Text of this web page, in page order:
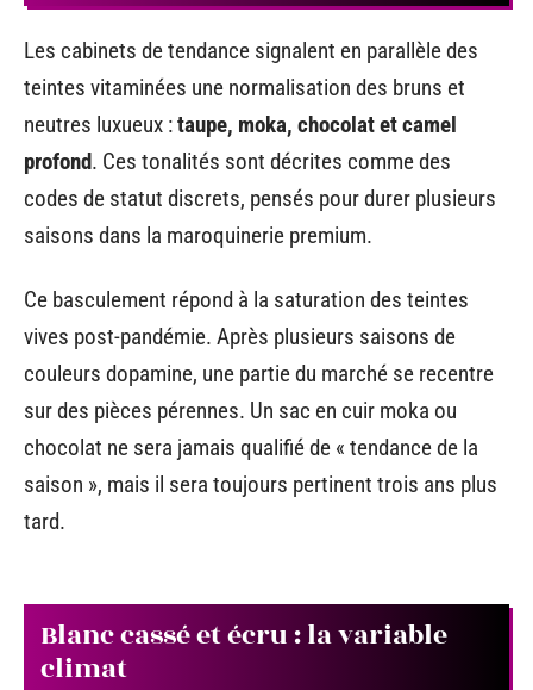
Les cabinets de tendance signalent en parallèle des
teintes vitaminées une normalisation des bruns et
neutres luxueux :taupe, moka, chocolat et camel
profond. Ces tonalités sont décrites comme des
codes de statut discrets, pensés pour durer plusieurs
saisons dans la maroquinerie premium.
Ce basculement répond à la saturation des teintes
vives post-pandémie. Après plusieurs saisons de
couleurs dopamine, une partie du marché se recentre
sur des pièces pérennes. Un sac en cuir moka ou
chocolat ne sera jamais qualifié de « tendance de la
saison », mais il sera toujours pertinent trois ans plus
tard.
Blanc cassé et écru : la variable
climat